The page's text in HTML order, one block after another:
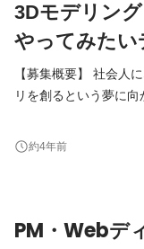
3Dモデリン
やってみたい
【募集概要】 社会人
リを創るという夢に
まで幅広い業務に挑戦
ットサービスを生み
約4年前
PM・Webデ